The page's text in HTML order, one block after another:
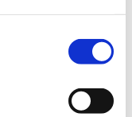
de tre